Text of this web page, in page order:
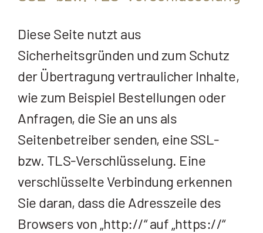
Diese Seite nutzt aus
Sicherheitsgründen und zum Schutz
der Übertragung vertraulicher Inhalte,
wie zum Beispiel Bestellungen oder
Anfragen, die Sie an uns als
Seitenbetreiber senden, eine SSL-
bzw. TLS-Verschlüsselung. Eine
verschlüsselte Verbindung erkennen
Sie daran, dass die Adresszeile des
Browsers von „http://“ auf „https://“